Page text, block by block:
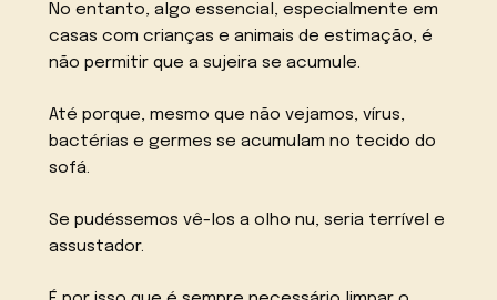
No entanto, algo essencial, especialmente em
casas com crianças e animais de estimação, é
não permitir que a sujeira se acumule.
Até porque, mesmo que não vejamos, vírus,
bactérias e germes se acumulam no tecido do
sofá.
Se pudéssemos vê-los a olho nu, seria terrível e
assustador.